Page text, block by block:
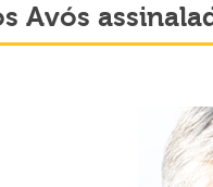
Avós